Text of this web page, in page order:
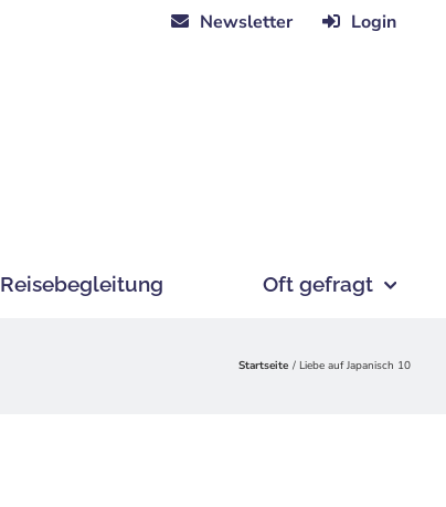
Newsletter Login
Reisebegleitung Oft gefragt
Startseite Liebe auf Japanisch 10